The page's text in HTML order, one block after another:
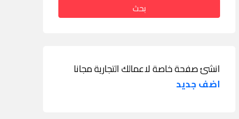
بحث
انشئ صفحة خاصة لاعمالك التجارية مجانا
اضف جديد